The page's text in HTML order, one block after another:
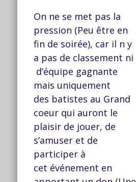
On ne se met pas la
pression (Peu être en
fin de soirée), car il n y
a pas de classement ni
d’équipe gagnante
mais uniquement
des batistes au Grand
coeur qui auront le
plaisir de jouer, de
s’amuser et de
participer à
cet événement en